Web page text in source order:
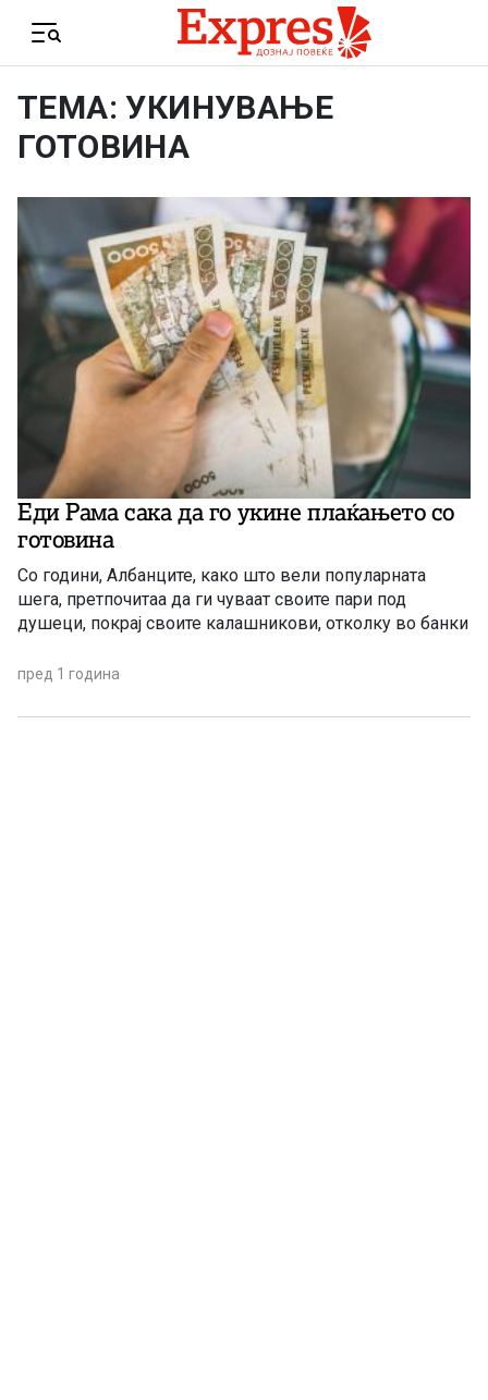
Menu
ТЕМА: УКИНУВАЊЕ
ГОТОВИНА
Еди Рама сака да го укине плаќањето со
готовина
Со години, Албанците, како што вели популарната
шега, претпочитаа да ги чуваат своите пари под
душеци, покрај своите калашникови, отколку во банки
пред 1 година